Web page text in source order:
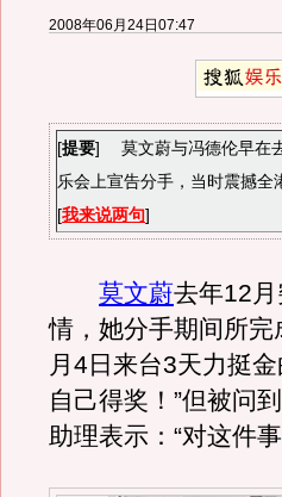
2008年06月24日07:47
[提要] 莫文蔚与冯德伦早在
乐会上宣告分手，当时震撼
[我来说两句]
莫文蔚去年12
情，她分手期间所
月4日来台3天力挺
自己得奖！”但被问
助理表示：“对这件